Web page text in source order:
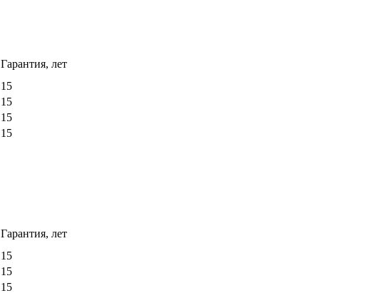
Гарантия, лет
15
15
15
15
Гарантия, лет
15
15
15